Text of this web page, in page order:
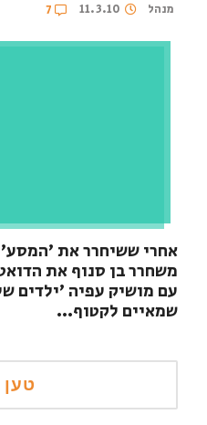
מנהל 11.3.10
7
אחרי ששיחרר את 'המסע'
משחרר בן סנוף את
עם מושיק עפיה 'ילדים
שמאיים לקטוף...